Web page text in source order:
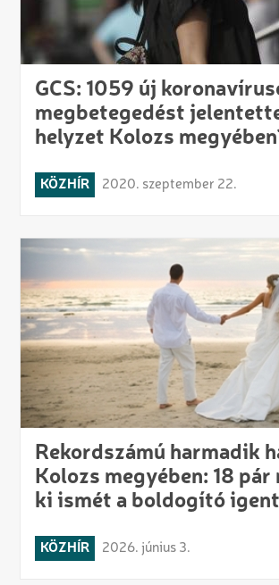
GCS: 1059 új
megbetegedést
helyzet Kolozs
KÖZHÍR 2020. szeptember 22.
Rekordszámú harmadik
Kolozs megyében: 18 pár
ki ismét a boldogító igent
KÖZHÍR 2026. június 3.